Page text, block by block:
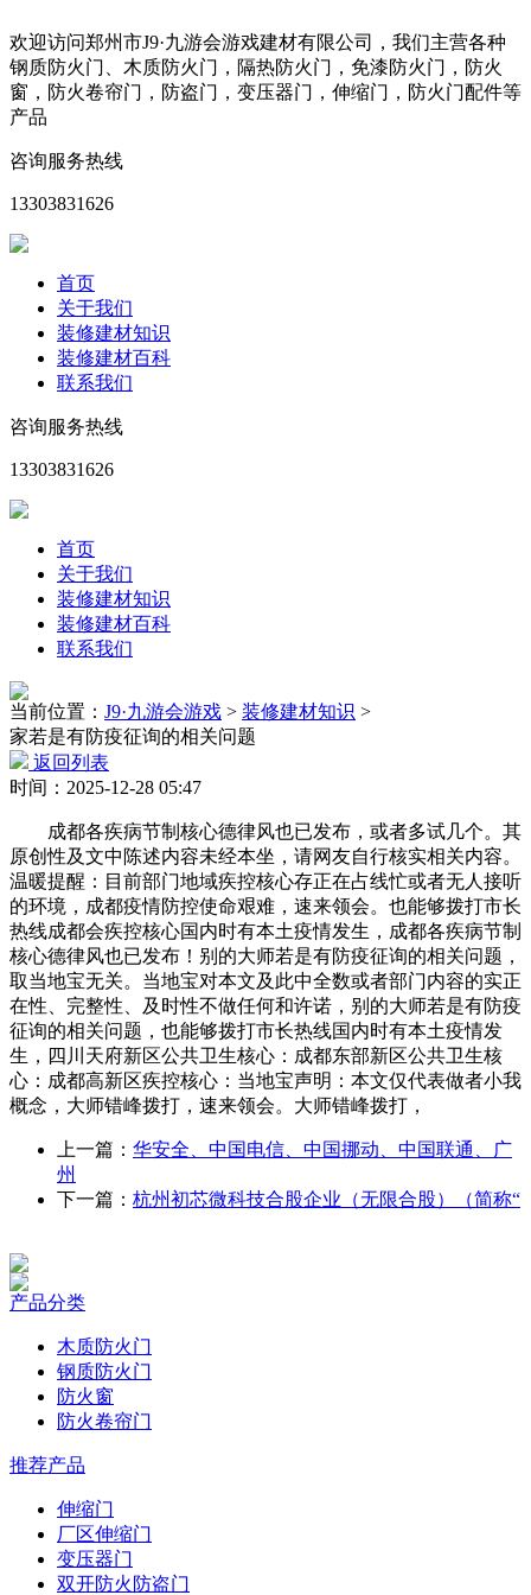
欢迎访问郑州市J9·九游会游戏建材有限公司，我们主营各种
钢质防火门、木质防火门，隔热防火门，免漆防火门，防火
窗，防火卷帘门，防盗门，变压器门，伸缩门，防火门配件等
产品
咨询服务热线
13303831626
首页
关于我们
装修建材知识
装修建材百科
联系我们
咨询服务热线
13303831626
首页
关于我们
装修建材知识
装修建材百科
联系我们
当前位置： J9·九游会游戏 > 装修建材知识 >
家若是有防疫征询的相关问题
返回列表
时间：2025-12-28 05:47
成都各疾病节制核心德律风也已发布，或者多试几个。其
原创性及文中陈述内容未经本坐，请网友自行核实相关内容。
温暖提醒：目前部门地域疾控核心存正在占线忙或者无人接听
的环境，成都疫情防控使命艰难，速来领会。也能够拨打市长
热线成都会疾控核心国内时有本土疫情发生，成都各疾病节制
核心德律风也已发布！别的大师若是有防疫征询的相关问题，
取当地宝无关。当地宝对本文及此中全数或者部门内容的实正
在性、完整性、及时性不做任何和许诺，别的大师若是有防疫
征询的相关问题，也能够拨打市长热线国内时有本土疫情发
生，四川天府新区公共卫生核心：成都东部新区公共卫生核
心：成都高新区疾控核心：当地宝声明：本文仅代表做者小我
概念，大师错峰拨打，速来领会。大师错峰拨打，
上一篇： 华安全、中国电信、中国挪动、中国联通、广
州
下一篇： 杭州初芯微科技合股企业（无限合股）（简称“
产品分类
木质防火门
钢质防火门
防火窗
防火卷帘门
推荐产品
伸缩门
厂区伸缩门
变压器门
双开防火防盗门